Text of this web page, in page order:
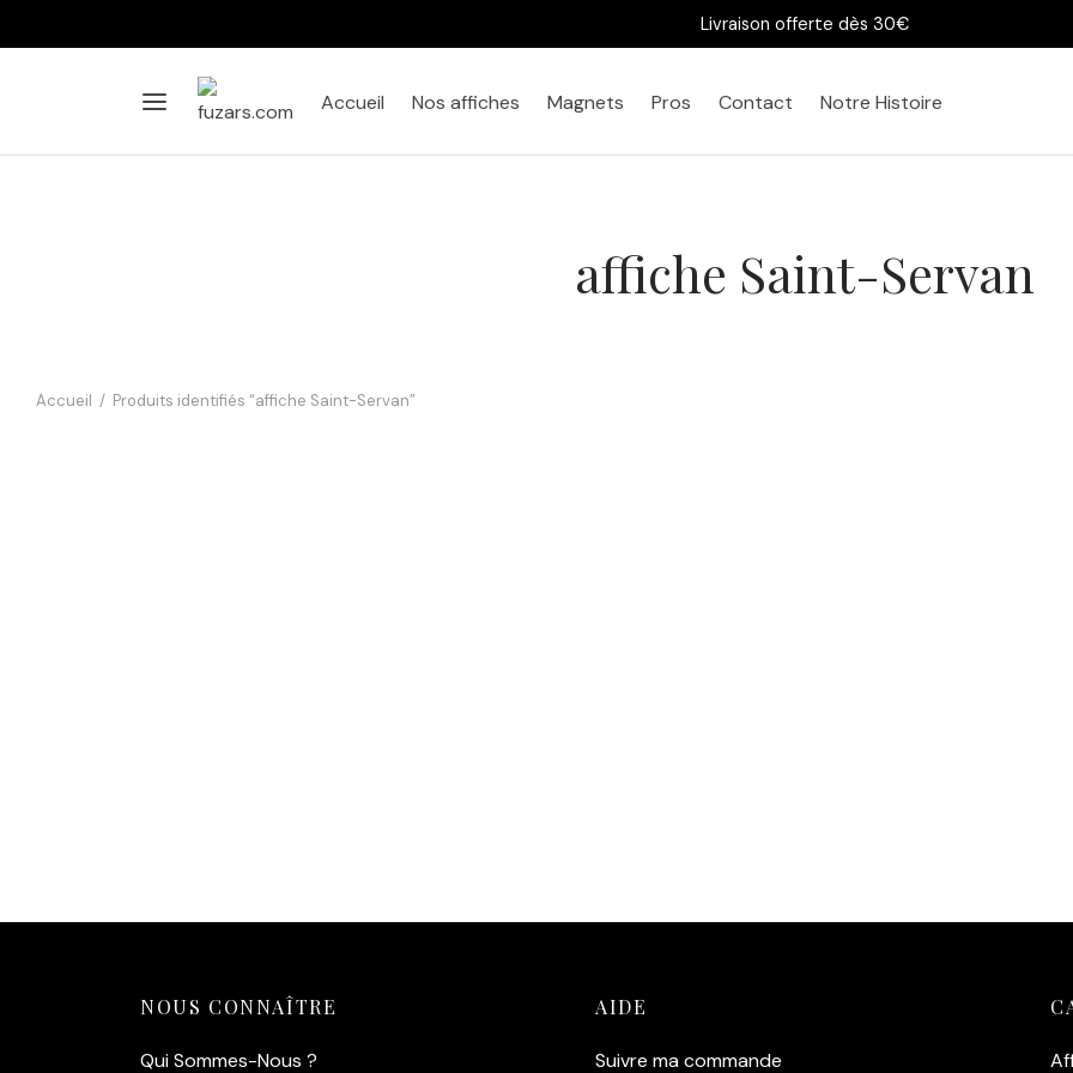
Livraison offerte dès 30€
Accueil Nos affiches Magnets Pros Contact Notre Histoire
affiche Saint-Servan
Accueil / Produits identifiés “affiche Saint-Servan”
NOUS CONNAÎTRE
Qui Sommes-Nous ?
AIDE
Suivre ma commande